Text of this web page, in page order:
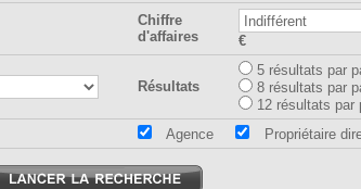
Chiffre
d'affaires
€
Résultats
5 résultats par
8 résultats par
12 résultats par
Agence Propriétaire